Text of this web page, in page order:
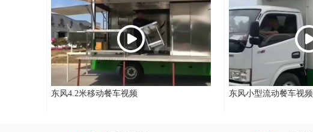
东风4.2米移动餐车视频 东风小型流动餐车视频